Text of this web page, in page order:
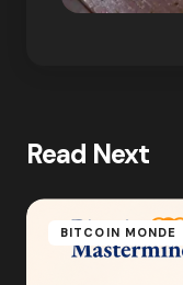
Read Next
BITCOIN MONDE